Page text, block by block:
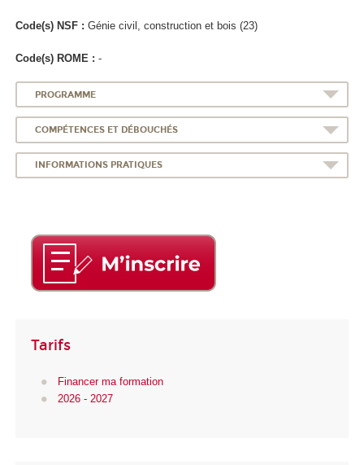
Code(s) NSF : Génie civil, construction et bois (23)
Code(s) ROME : -
PROGRAMME
COMPÉTENCES ET DÉBOUCHÉS
INFORMATIONS PRATIQUES
Tarifs
Financer ma formation
2026 - 2027